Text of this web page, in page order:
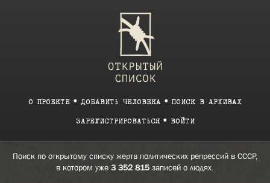
О ПРОЕКТЕ ДОБАВИТЬ ЧЕЛОВЕКА ПОИСК В АРХИВАХ
ЗАРЕГИСТРИРОВАТЬСЯ ВОЙТИ
Поиск по открытому списку жертв политических репрессий в СССР,
в котором уже 3 352 815 записей о людях.